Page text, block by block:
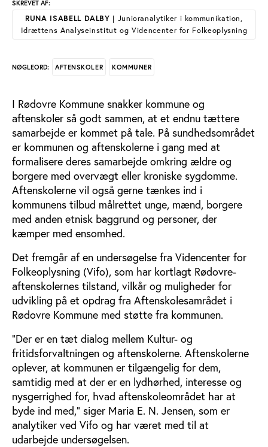
SKREVET AF:
RUNA ISABELL DALBY | Junioranalytiker i kommunikation,
Idrættens Analyseinstitut og Videncenter for Folkeoplysning
NØGLEORD: AFTENSKOLER KOMMUNER
I Rødovre Kommune snakker kommune og
aftenskoler så godt sammen, at et endnu tættere
samarbejde er kommet på tale. På sundhedsområdet
er kommunen og aftenskolerne i gang med at
formalisere deres samarbejde omkring ældre og
borgere med overvægt eller kroniske sygdomme.
Aftenskolerne vil også gerne tænkes ind i
kommunens tilbud målrettet unge, mænd, borgere
med anden etnisk baggrund og personer, der
kæmper med ensomhed.
Det fremgår af en undersøgelse fra Videncenter for
Folkeoplysning (Vifo), som har kortlagt Rødovre-
aftenskolernes tilstand, vilkår og muligheder for
udvikling på et opdrag fra Aftenskolesamrådet i
Rødovre Kommune med støtte fra kommunen.
”Der er en tæt dialog mellem Kultur- og
fritidsforvaltningen og aftenskolerne. Aftenskolerne
oplever, at kommunen er tilgængelig for dem,
samtidig med at der er en lydhørhed, interesse og
nysgerrighed for, hvad aftenskoleområdet har at
byde ind med,” siger Maria E. N. Jensen, som er
analytiker ved Vifo og har været med til at
udarbejde undersøgelsen.